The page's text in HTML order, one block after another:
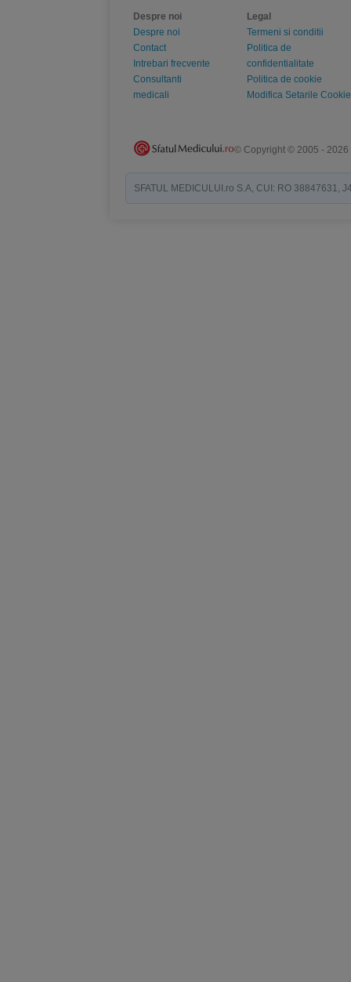
Despre noi
Despre noi
Contact
Intrebari frecvente
Consultanti
medicali
Legal
Termeni si conditii
Politica de
confidentialitate
Politica de cookie
Modifica Setarile Cookie
© Copyright © 2005 - 2026
SFATUL MEDICULUI.ro S.A, CUI: RO 38847631,